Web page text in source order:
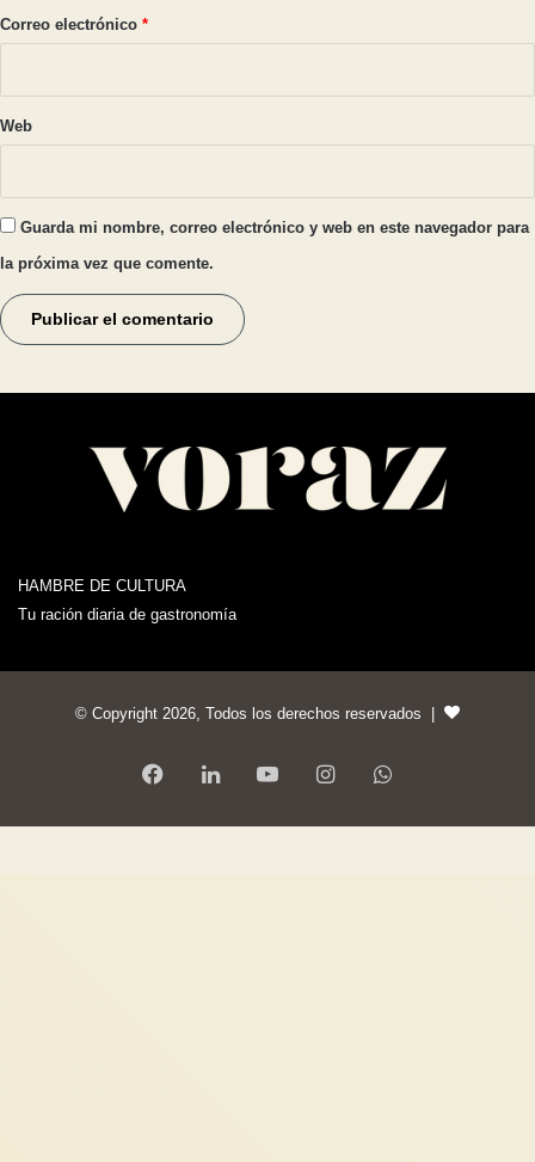
*
Correo electrónico *
Web
Guarda mi nombre, correo electrónico y web en este navegador para
la próxima vez que comente.
HAMBRE DE CULTURA
Tu ración diaria de gastronomía
© Copyright 2026, Todos los derechos reservados |